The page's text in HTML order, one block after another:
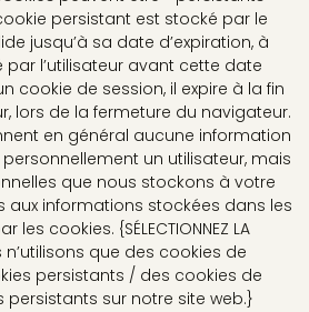
persistant est stocké par le
jusqu’à sa date d’expiration, à
par l’utilisateur avant cette date
cookie de session, il expire à la fin
lors de la fermeture du navigateur.
en général aucune information
un utilisateur, mais
que nous stockons à votre
aux informations stockées dans les
cookies. {SÉLECTIONNEZ LA
n’utilisons que des cookies de
persistants / des cookies de
persistants sur notre site web.}